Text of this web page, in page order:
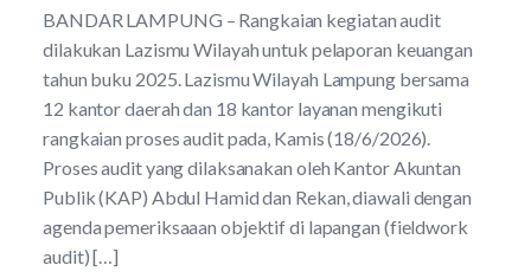
BANDAR LAMPUNG – Rangkaian kegiatan audit
dilakukan Lazismu Wilayah untuk pelaporan keuangan
tahun buku 2025. Lazismu Wilayah Lampung bersama
12 kantor daerah dan 18 kantor layanan mengikuti
rangkaian proses audit pada, Kamis (18/6/2026).
Proses audit yang dilaksanakan oleh Kantor Akuntan
Publik (KAP) Abdul Hamid dan Rekan, diawali dengan
agenda pemeriksaaan objektif di lapangan (fieldwork
audit) […]